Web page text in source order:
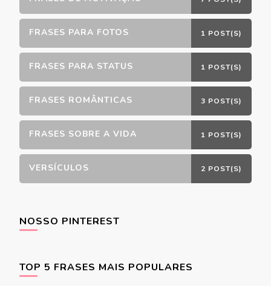
FRASES PARA FOTOS 1 POST(S)
FRASES PARA STATUS 1 POST(S)
FRASES ROMÂNTICAS 3 POST(S)
FRASES SOBRE A VIDA 1 POST(S)
VERSÍCULOS 2 POST(S)
NOSSO PINTEREST
TOP 5 FRASES MAIS POPULARES